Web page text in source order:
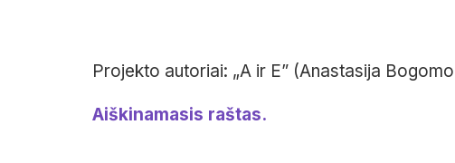
Projekto autoriai: „A ir E” (Anastasija
Aiškinamasis raštas.